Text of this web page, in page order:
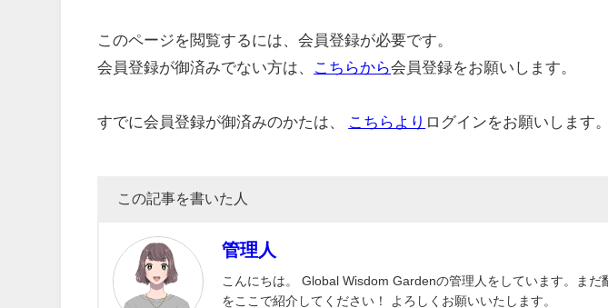
このページを閲覧するには、会員登録が必要です。
会員登録が御済みでない方は、
こちらから会員登録をお願いします。
すでに会員登録が御済みのかたは、 こちらより ログインをお願いします。
この記事を書いた人
管理人
こんにちは。 Global Wisdom Gardenの管理人をしています。まだ
をここで紹介してください！ よろしくお願いいたします。